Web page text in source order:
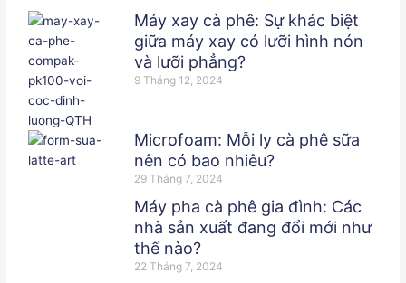
o
o
k
-
f
e
d
i
n
Máy xay cà phê: Sự khác biệt
giữa máy xay có lưỡi hình nón
và lưỡi phẳng?
9 Tháng 12, 2024
Microfoam: Mỗi ly cà phê sữa
nên có bao nhiêu?
29 Tháng 7, 2024
Máy pha cà phê gia đình: Các
nhà sản xuất đang đổi mới như
thế nào?
22 Tháng 7, 2024